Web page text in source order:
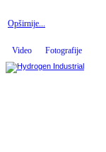
Opširnije...
Video Fotografije